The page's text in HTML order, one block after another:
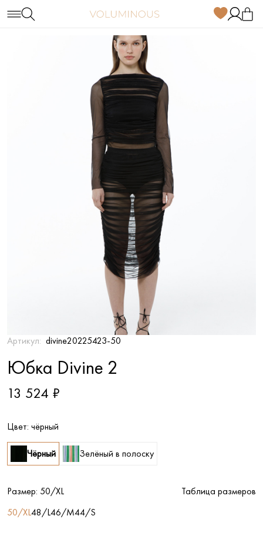
Артикул: divine20225423-50
Юбка Divine 2
13 524 ₽
Цвет: чёрный
Чёрный Зелёный в полоску
Размер: 50/XL
Таблица размеров
50/XL48/L46/M44/S